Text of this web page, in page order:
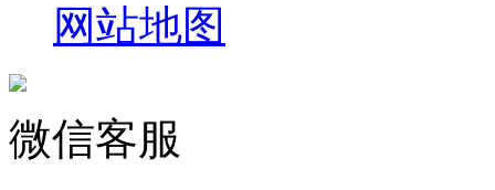
网站地图
微信客服